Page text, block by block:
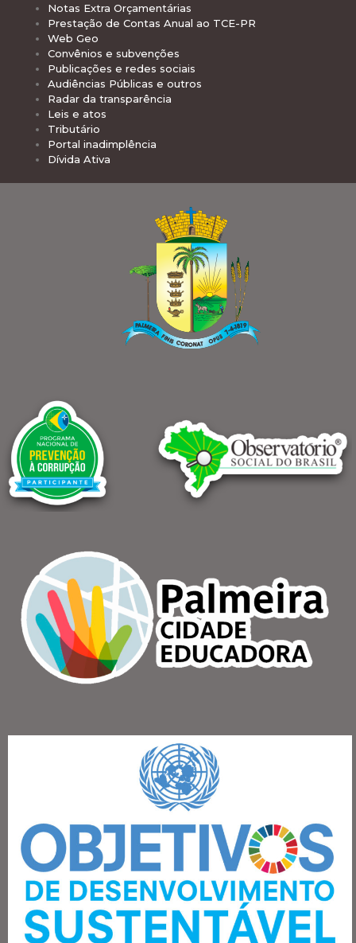
Notas Extra Orçamentárias
Prestação de Contas Anual ao TCE-PR
Web Geo
Convênios e subvenções
Publicações e redes sociais
Audiências Públicas e outros
Radar da transparência
Leis e atos
Tributário
Portal inadimplência
Dívida Ativa